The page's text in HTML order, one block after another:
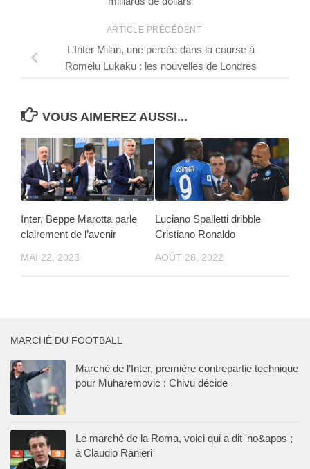
ARTICLE PRÉCÉDENT
L’Inter Milan, une percée dans la course à
Romelu Lukaku : les nouvelles de Londres
VOUS AIMEREZ AUSSI...
Inter, Beppe Marotta parle
clairement de l’avenir
MAI 22, 2023
Luciano Spalletti dribble
Cristiano Ronaldo
AOÛT 28, 2022
MARCHÉ DU FOOTBALL
Marché de l’Inter, première contrepartie technique
pour Muharemovic : Chivu décide
Le marché de la Roma, voici qui a dit 'no&apos ;
à Claudio Ranieri